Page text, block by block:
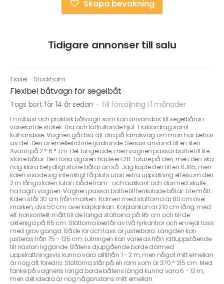
Skapa bevakning
Tidigare annonser till salu
Trailer · Stockholm
Flexibel båtvagn för segelbåt
Togs bort för 14 år sedan - Till försäljning i 1 månader
En robust och praktisk båtvagn som kan användas till segelbåtar i
varierande storlek. Bra och lättrullande hjul. Traktordrag samt
kulhandske. Vagnen går bra att dra på landsväg om man har behov
av det. Den är emellertid inte fjädrande. Senast använd till en liten
Avanti på 2 * 6 * 1 m. Det fungerade, men vagnen passar bättre till lite
större båtar. Den förra ägaren hade en 28-fotare på den, men den ska
nog klara betydligt större båtar än så. Jag köpte den till en RJ85, men
kölen visade sig inte riktigt få plats utan extra uppallning eftersom den
2 m långa kölen lutar i både fram- och bakkant och därmed skulle
ha tagit i vagnen. Vagnen passar bättre till fenkölade båtar. Lite mått:
Kölen står 30 cm från marken. Ramen med stöttorna är 80 cm över
marken, dvs 50 cm över kölplankan. Kölplankan är 210 cm lång, med
ett horisontellt mått till de förliga stöttorna på 95 cm och till de
akterliga på 65 cm. Stöttorna består av två fyrkantrör och en rejäl tass
med grov gänga. Både rör och tass är justerbara. Längden kan
justeras från 75 - 125 cm. Lutningen kan varieras från rättuppstående
till nästan liggande. Båtens djupgående borde därmed
uppskattningsvis kunna vara alltifrån 1 - 2 m, men något mitt emellan
är nog att föredra. Stöttorna står på en ram som är 370 * 215 cm. Med
tanke på vagnens längd borde båtens längd kunna vara 6 - 12 m,
men det ideala är nog någonstans mitt emellan.